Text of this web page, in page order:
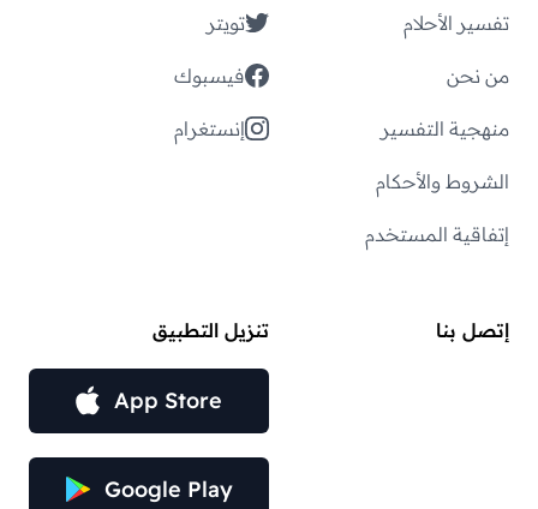
تفسير الأحلام
من نحن
منهجية التفسير
الشروط والأحكام
إتفاقية المستخدم
تويتر
فيسبوك
إنستغرام
إتصل بنا تنزيل التطبيق
App Store
Google Play